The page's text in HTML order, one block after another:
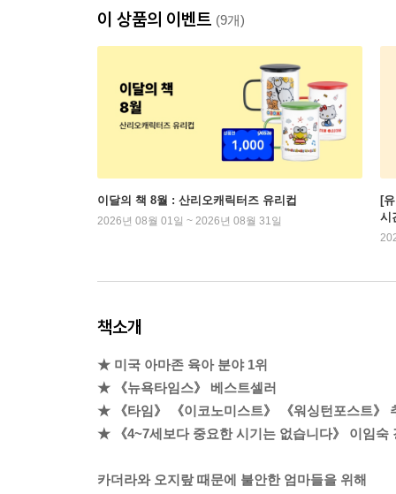
이 상품의 이벤트 (9개)
이달의 책 8월 : 산리오캐릭터즈 유리컵
2026년 08월 01일 ~ 2026년 08월 31일
[
시
책소개
★ 미국 아마존 육아 분야 1위
★ 《뉴욕타임스》 베스트셀러
★ 《타임》 《이코노미스트》 《워싱턴포스트》
★ 《4~7세보다 중요한 시기는 없습니다》 이임숙
카더라와 오지랖 때문에 불안한 엄마들을 위해